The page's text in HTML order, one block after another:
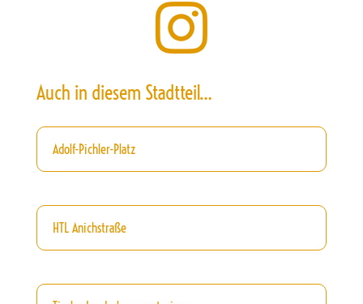

Auch in diesem Stadtteil…
Adolf-Pichler-Platz
HTL Anichstraße